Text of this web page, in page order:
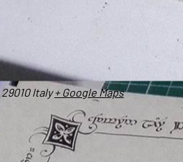
29010 Italy + Google Maps